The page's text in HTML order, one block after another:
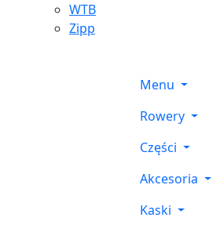
WTB
Zipp
Menu
Rowery
Części
Akcesoria
Kaski